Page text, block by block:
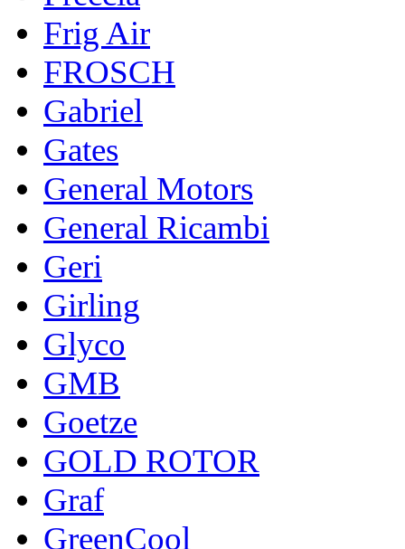
Frig Air
FROSCH
Gabriel
Gates
General Motors
General Ricambi
Geri
Girling
Glyco
GMB
Goetze
GOLD ROTOR
Graf
GreenCool